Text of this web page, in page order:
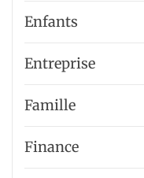
Enfants
Entreprise
Famille
Finance